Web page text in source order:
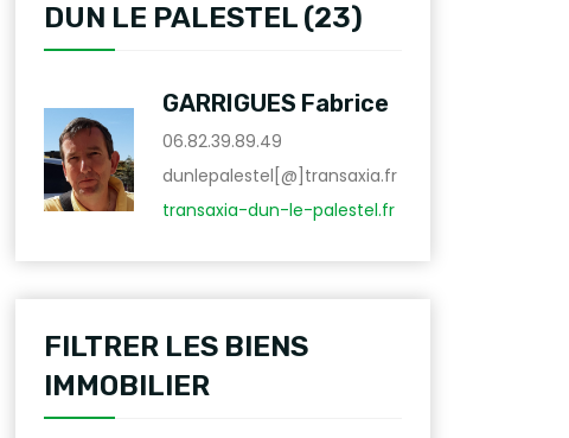
DUN LE PALESTEL (23)
GARRIGUES Fabrice
06.82.39.89.49
dunlepalestel[@]transaxia.fr
transaxia-dun-le-palestel.fr
FILTRER LES BIENS
IMMOBILIER